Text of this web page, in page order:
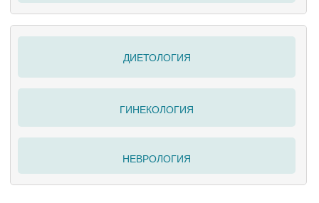
ДИЕТОЛОГИЯ
ГИНЕКОЛОГИЯ
НЕВРОЛОГИЯ